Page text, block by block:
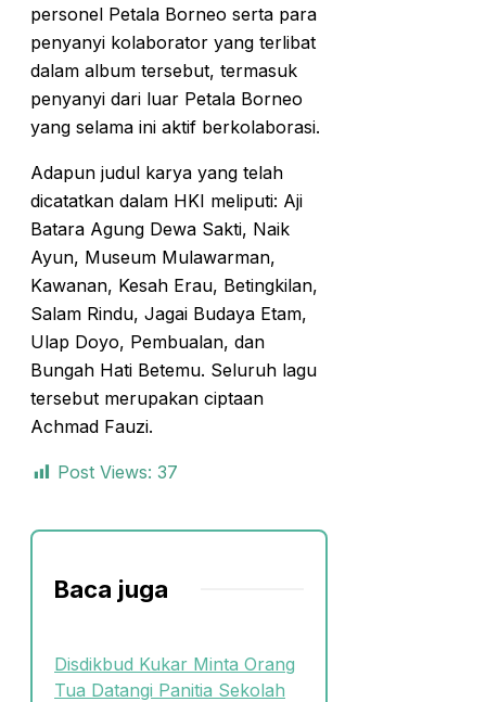
personel Petala Borneo serta para
penyanyi kolaborator yang terlibat
dalam album tersebut, termasuk
penyanyi dari luar Petala Borneo
yang selama ini aktif berkolaborasi.
Adapun judul karya yang telah
dicatatkan dalam HKI meliputi: Aji
Batara Agung Dewa Sakti, Naik
Ayun, Museum Mulawarman,
Kawanan, Kesah Erau, Betingkilan,
Salam Rindu, Jagai Budaya Etam,
Ulap Doyo, Pembualan, dan
Bungah Hati Betemu. Seluruh lagu
tersebut merupakan ciptaan
Achmad Fauzi.
Post Views: 37
Baca juga
Disdikbud Kukar Minta Orang
Tua Datangi Panitia Sekolah